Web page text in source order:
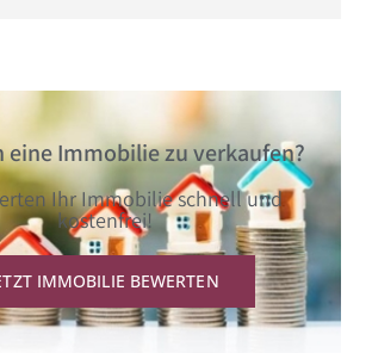
eine Immobilie zu verkaufen?
Ihr Immobilie schnell und
kostenfrei!
IMMOBILIE BEWERTEN